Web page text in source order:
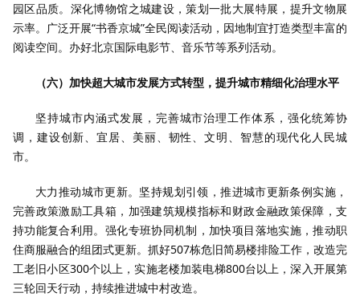
园区品质。深化博物馆之城建设，策划一批大展特展，提升文物展
示率。广泛开展“书香京城”全民阅读活动，因地制宜打造类型丰富的
阅读空间。办好北京国际电影节、音乐节等系列活动。
（六）加快超大城市发展方式转型，提升城市精细化治理水平
坚持城市内涵式发展，完善城市治理工作体系，强化统筹协
调，建设创新、宜居、美丽、韧性、文明、智慧的现代化人民城
市。
大力推动城市更新。坚持规划引领，推进城市更新条例实施，
完善政策激励工具箱，加强建筑规模指标和财政金融政策保障，支
持功能复合利用。强化专班协同机制，加快项目落地实施，推动职
住商服融合的组团式更新。抓好507栋危旧简易楼排险工作，改造完
工老旧小区300个以上，实施老楼加装电梯800台以上，深入开展第
三轮回天行动，持续推进城中村改造。